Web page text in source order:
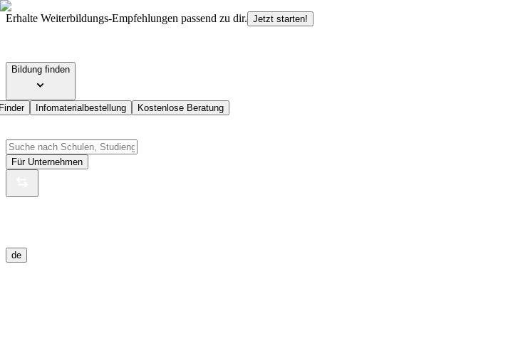
Erhalte Weiterbildungs-Empfehlungen passend zu dir. Jetzt starten!
Bildung finden
Infomaterialbestellung Kostenlose Beratung
Für Unternehmen
de